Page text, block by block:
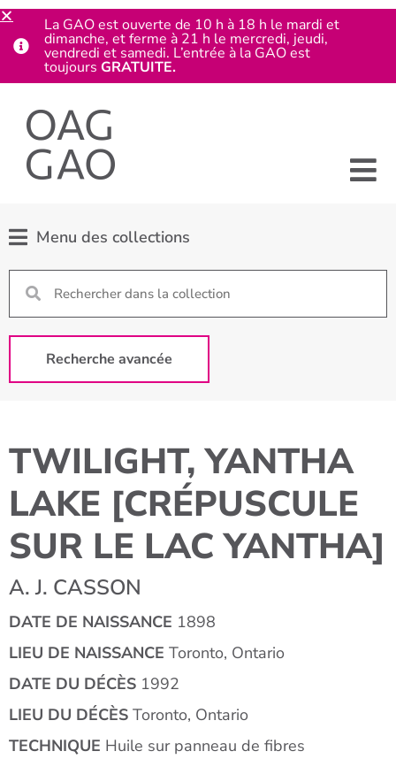
Menu des collections
Recherche avancée
TWILIGHT, YANTHA
LAKE [CRÉPUSCULE
SUR LE LAC YANTHA]
A. J. CASSON
DATE DE NAISSANCE 1898
LIEU DE NAISSANCE Toronto, Ontario
DATE DU DÉCÈS 1992
LIEU DU DÉCÈS Toronto, Ontario
TECHNIQUE Huile sur panneau de fibres
La GAO est ouverte de 10 h à 18 h le mardi et
dimanche, et ferme à 21 h le mercredi, jeudi,
vendredi et samedi. L’entrée à la GAO est
toujours GRATUITE.